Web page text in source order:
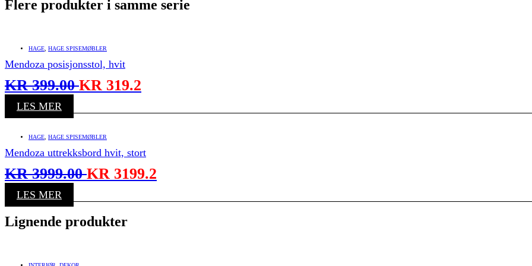
Flere produkter i samme serie
HAGE HAGE SPISEMØBLER
Mendoza posisjonsstol, hvit
KR399.00KR 319.2
LES MER
HAGE HAGE SPISEMØBLER
Mendoza uttrekksbord hvit, stort
KR3999.00KR 3199.2
LES MER
Lignende produkter